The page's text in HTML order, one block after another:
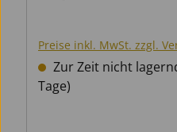
Preise inkl. MwSt. zzgl.
Zur Zeit nicht
Tage)